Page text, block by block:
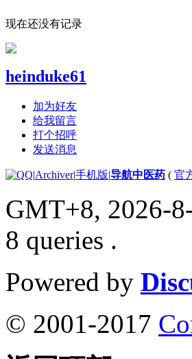
现在还没有记录
heinduke61
加为好友
给我留言
打个招呼
发送消息
|Archiver|手机版|导航中医药 ( 官
GMT+8, 2026-
8 queries .
Powered by
© 2001-2017